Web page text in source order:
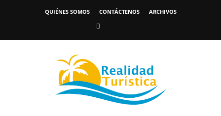
QUIÉNES SOMOS CONTÁCTENOS ARCHIVOS